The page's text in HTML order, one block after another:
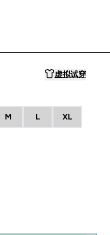
虚拟试穿
M L XL